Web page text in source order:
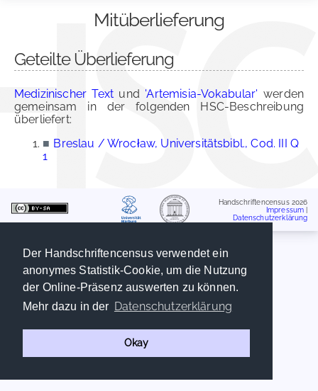
Der Handschriftencensus verwendet ein
anonymes Statistik-Cookie, um die Nutzung
der Online-Präsenz auswerten zu können.
Mehr dazu in der Datenschutzerklärung
Okay
Mitüberlieferung
Geteilte Überlieferung
Medizinischer Text und 'Artemisia-Vokabular' werden
gemeinsam in der folgenden HSC-Beschreibung
überliefert:
■ Breslau / Wrocław, Universitätsbibl., Cod. III Q
1
Handschriftencensus 2026
Impressum
Datenschutzerklärung